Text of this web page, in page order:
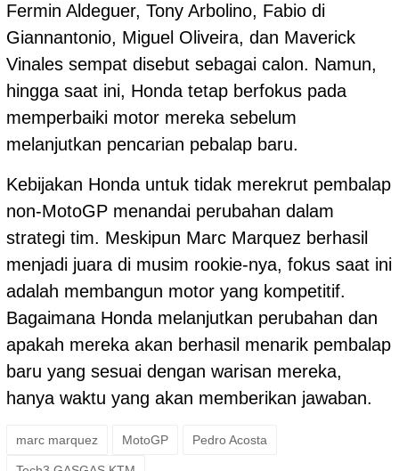
Fermin Aldeguer, Tony Arbolino, Fabio di
Giannantonio, Miguel Oliveira, dan Maverick
Vinales sempat disebut sebagai calon. Namun,
hingga saat ini, Honda tetap berfokus pada
memperbaiki motor mereka sebelum
melanjutkan pencarian pebalap baru.
Kebijakan Honda untuk tidak merekrut pembalap
non-MotoGP menandai perubahan dalam
strategi tim. Meskipun Marc Marquez berhasil
menjadi juara di musim rookie-nya, fokus saat ini
adalah membangun motor yang kompetitif.
Bagaimana Honda melanjutkan perubahan dan
apakah mereka akan berhasil menarik pembalap
baru yang sesuai dengan warisan mereka,
hanya waktu yang akan memberikan jawaban.
marc marquez MotoGP Pedro Acosta